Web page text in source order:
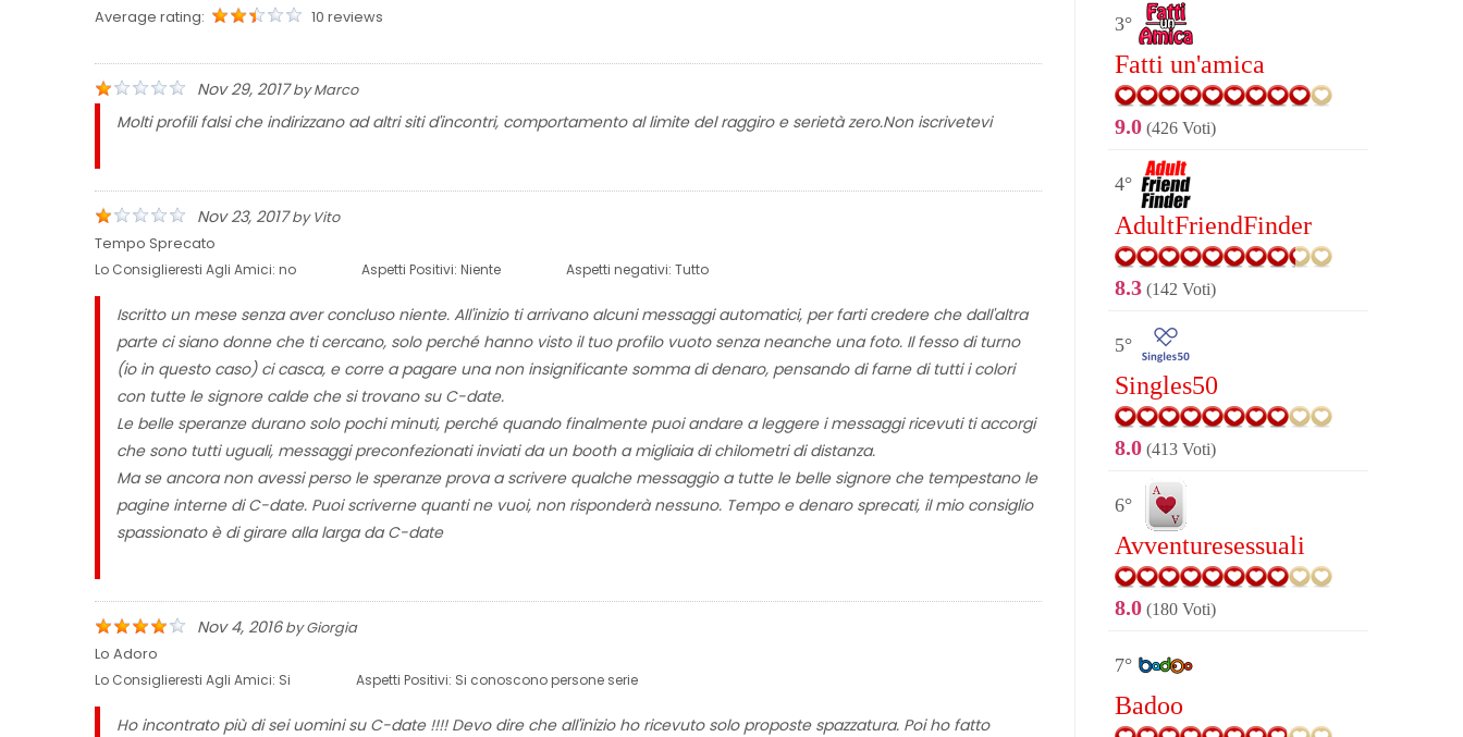
Average rating:
10 reviews
Nov 29, 2017byMarco
Molti profili falsi che indirizzano ad altri siti d'incontri, comportamento al limite del raggiro e serietà zero.Non iscrivetevi
Nov 23, 2017byVito
Tempo Sprecato
Lo Consiglieresti Agli Amici: no Aspetti Positivi: Niente Aspetti negativi: Tutto
Iscritto un mese senza aver concluso niente. All'inizio ti arrivano alcuni messaggi automatici, per farti credere che dall'altra
parte ci siano donne che ti cercano, solo perché hanno visto il tuo profilo vuoto senza neanche una foto. Il fesso di turno
(io in questo caso) ci casca, e corre a pagare una non insignificante somma di denaro, pensando di farne di tutti i colori
con tutte le signore calde che si trovano su C-date.
Le belle speranze durano solo pochi minuti, perché quando finalmente puoi andare a leggere i messaggi ricevuti ti accorgi
che sono tutti uguali, messaggi preconfezionati inviati da un booth a migliaia di chilometri di distanza.
Ma se ancora non avessi perso le speranze prova a scrivere qualche messaggio a tutte le belle signore che tempestano le
pagine interne di C-date. Puoi scriverne quanti ne vuoi, non risponderà nessuno. Tempo e denaro sprecati, il mio consiglio
spassionato è di girare alla larga da C-date
Nov 4, 2016byGiorgia
Lo Adoro
Lo Consiglieresti Agli Amici: Si Aspetti Positivi: Si conoscono persone serie
Ho incontrato più di sei uomini su C-date !!!! Devo dire che all'inizio ho ricevuto solo proposte spazzatura. Poi ho fatto
3°
Fatti un'amica
9.0 (426 Voti)
4°
AdultFriendFinder
8.3 (142 Voti)
5°
Singles50
8.0 (413 Voti)
6°
Avventuresessuali
8.0 (180 Voti)
7°
Badoo